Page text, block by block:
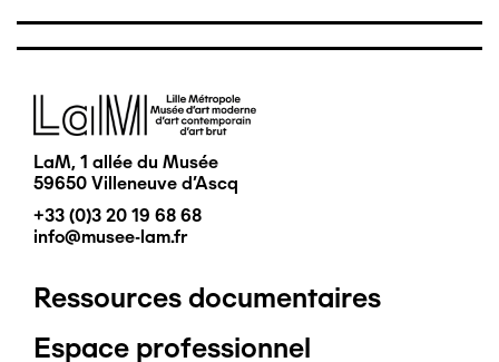
Image
LaM, 1 allée du Musée
59650 Villeneuve d'Ascq
+33 (0)3 20 19 68 68
info@musee-lam.fr
Pied
Ressources documentaires
Espace professionnel